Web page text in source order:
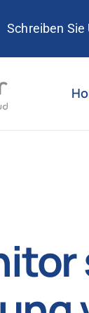
Schreiben Sie